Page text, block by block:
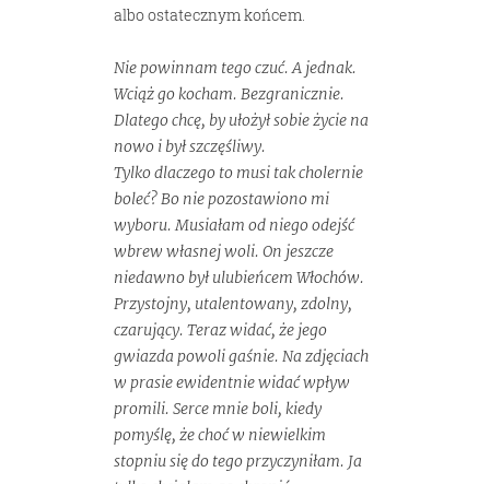
albo ostatecznym końcem.
Nie powinnam tego czuć. A jednak.
Wciąż go kocham. Bezgranicznie.
Dlatego chcę, by ułożył sobie życie na
nowo i był szczęśliwy.
Tylko dlaczego to musi tak cholernie
boleć? Bo nie pozostawiono mi
wyboru. Musiałam od niego odejść
wbrew własnej woli. On jeszcze
niedawno był ulubieńcem Włochów.
Przystojny, utalentowany, zdolny,
czarujący. Teraz widać, że jego
gwiazda powoli gaśnie. Na zdjęciach
w prasie ewidentnie widać wpływ
promili. Serce mnie boli, kiedy
pomyślę, że choć w niewielkim
stopniu się do tego przyczyniłam. Ja